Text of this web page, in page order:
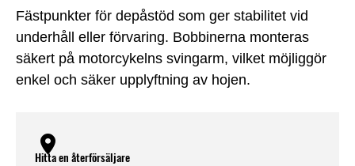
Fästpunkter för depåstöd som ger stabilitet vid
underhåll eller förvaring. Bobbinerna monteras
säkert på motorcykelns svingarm, vilket möjliggör
enkel och säker upplyftning av hojen.
Hitta en återförsäljare